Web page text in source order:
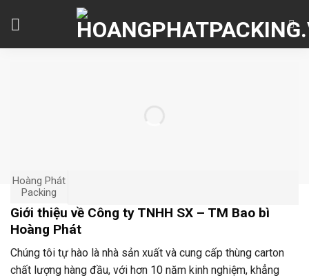
Hoàng Phát
Packing
Giới thiệu về Công ty TNHH SX – TM Bao bì
Hoàng Phát
Chúng tôi tự hào là nhà sản xuất và cung cấp thùng carton
chất lượng hàng đầu, với hơn 10 năm kinh nghiệm, khẳng